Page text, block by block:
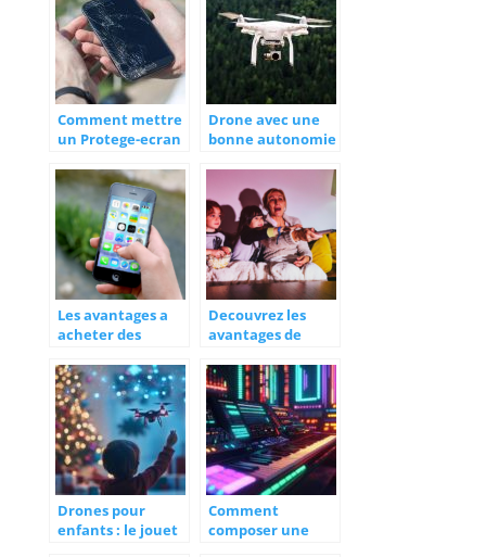
Comment mettre
un Protege-ecran
Drone avec une
bonne autonomie
Les avantages a
acheter des
reconditionnes
Decouvrez les
avantages de
en streaming en
famille
Drones pour
enfants : le jouet
Comment
composer une